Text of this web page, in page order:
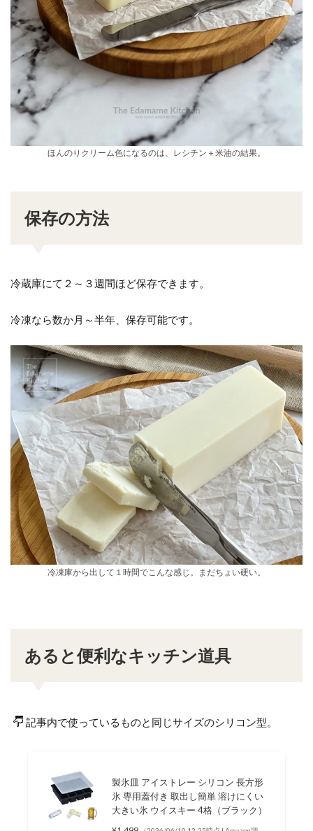
ほんのりクリーム色になるのは、レシチン＋米油の結果。
保存の方法
冷蔵庫にて２～３週間ほど保存できます。
冷凍なら数か月～半年、保存可能です。
冷凍庫から出して１時間でこんな感じ。まだちょい硬い。
あると便利なキッチン道具
記事内で使っているものと同じサイズのシリコン型。
製氷皿 アイストレー シリコン 長方形
氷 専用蓋付き 取出し簡単 溶けにくい
大きい氷 ウイスキー 4格（ブラック）